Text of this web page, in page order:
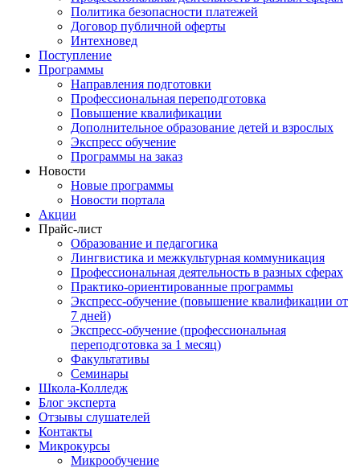
Политика безопасности платежей
Договор публичной оферты
Интехновед
Поступление
Программы
Направления подготовки
Профессиональная переподготовка
Повышение квалификации
Дополнительное образование детей и взрослых
Экспресс обучение
Программы на заказ
Новости
Новые программы
Новости портала
Акции
Прайс-лист
Образование и педагогика
Лингвистика и межкультурная коммуникация
Профессиональная деятельность в разных сферах
Практико-ориентированные программы
Экспресс-обучение (повышение квалификации от
7 дней)
Экспресс-обучение (профессиональная
переподготовка за 1 месяц)
Факультативы
Семинары
Школа-Колледж
Блог эксперта
Отзывы слушателей
Контакты
Микрокурсы
Микрообучение